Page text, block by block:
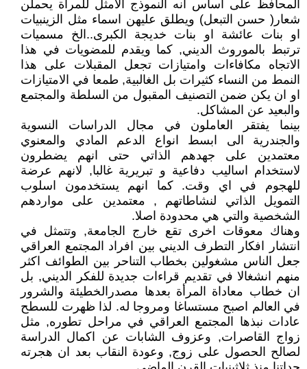
المحافظ على اساس انه النموذج الامثل للمرأة يحملن
شعار( حسن التبعل) ويطلق عليهن اسماء مثل الزينبيات
او بنات عائشة او بنات خديجة الكبرى..الخ مسميات
ترتبط بالموروث الديني, كما ويقدم للمضويات في هذا
الاتجاه مكافاءات وامتيازات تجعل المقبلات على هذا
النمط من النساء كثيرات بل الغالبية, طمعا في الامتيازات
او ان يكن ضمن التصنيف المقبول من السلطة والمجتمع
والبعيد عن المشاكل.
بينما يفتقر العاملون في مجال الدراسات النسوية
والجندرية الى ابسط انواع الدعم المادي والمعنوي
معتمدين على جهدهم الذاتي حتى انهم يضطرون
لاستخدام اساليب دفاعية و تبريرية غالبا, لانهم عرضة
للهجوم في اي وقت. كما انهم يستخدمون اسلوب
التمويل الذاتي لنشاطاتهم , معتمدين على مواردهم
الشخصية والتي هي محدودة اصلا.
وهناك معوقات اخرى تقع خارج الجامعة, وتتمثل في
انتشار افكار التطرف الديني بين افراد المجتمع العراقي
جعل الناس مشغولين بخطاب التناحر بين الطوائف اكثر
منهم انشغالا في تقديم قراءات جديدة للفكر الديني, بل
ان خطاب معاداة المرأة بعدها مصدرالخطيئة والشرور
في العالم اصبح مستساغا ومروجا له. لذا ظهرت للسطح
عادات نبذها المجتمع العراقي في مراحل تطوره, مثل
زواج القاصرات, وعزوف الشابات عن اكمال الدراسة
لصالح الحصول على زوج, وعودة النقاب بعد ان هجرته